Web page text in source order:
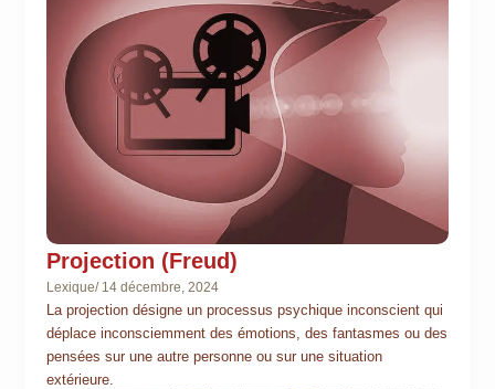
Projection (Freud)
Lexique/ 14 décembre, 2024
La projection désigne un processus psychique inconscient qui
déplace inconsciemment des émotions, des fantasmes ou des
pensées sur une autre personne ou sur une situation
extérieure.